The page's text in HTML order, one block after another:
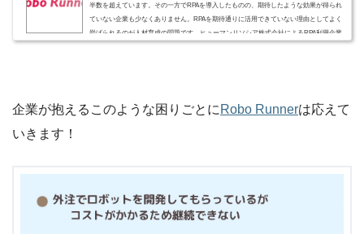
半数を超えています。その一方でRPAを導入したものの、期待したような効果が得られ
ていない企業も少なくありません。RPAを期待通りに活用できていない理由としてよく
挙げられるのが人材育成の問題です。ヒューマンリソシア株式会社によるRPA利用企業
企業が抱えるこのような困りごとに Robo Runnerは応えて
いきます！